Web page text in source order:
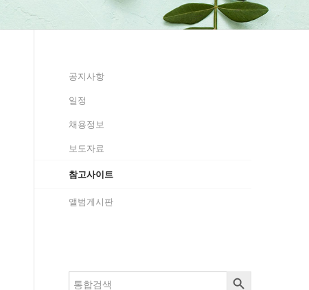
공지사항
일정
채용정보
보도자료
참고사이트
앨범게시판
검
색:
검색 버튼